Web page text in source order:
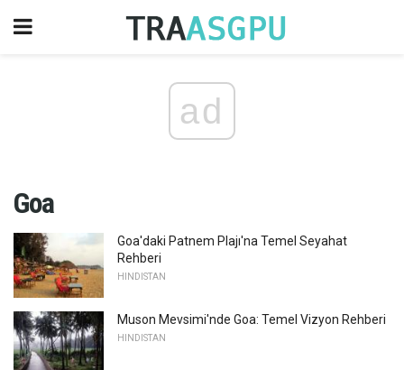
ad
Goa
Goa'daki Patnem Plajı'na Temel Seyahat
Rehberi
HINDISTAN
Muson Mevsimi'nde Goa: Temel Vizyon Rehberi
HINDISTAN